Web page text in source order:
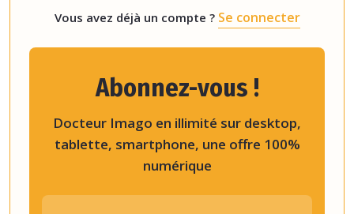
Vous avez déjà un compte ? Se connecter
Abonnez-vous !
Docteur Imago en illimité sur desktop,
tablette, smartphone, une offre 100%
numérique